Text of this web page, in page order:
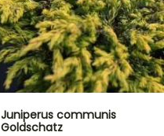
Juniperus communis
Goldschatz